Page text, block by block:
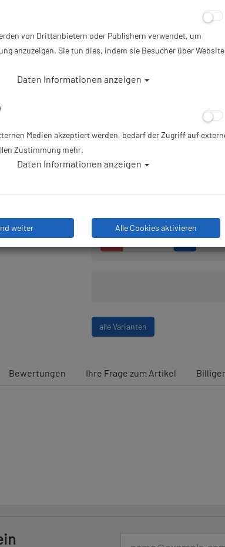
79,90 €*
Herstellerpreis: 129,00 €
UVP:129,00 €
Lieferbar in 1-2 Wochen, der
Stk.
alle Varianten
Bewertungen Ihre Frage zum Artikel
von Drittanbietern oder Publishern verwendet, um
anzuzeigen. Sie tun dies, indem sie Besucher über
Daten Informationen anzeigen
Medien akzeptiert werden, bedarf der Zugriff auf
Zustimmung mehr.
Daten Informationen anzeigen
weiter Alle Cookies aktivieren